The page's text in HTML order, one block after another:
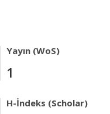
Yayın (WoS)
1
H-İndeks (Scholar)